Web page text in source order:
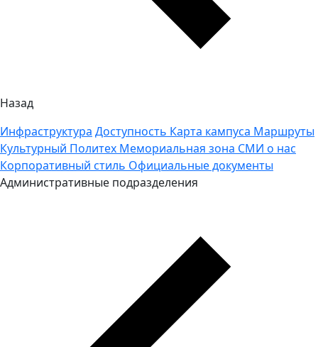
Назад
Инфраструктура Доступность Карта кампуса Маршруты
Культурный Политех Мемориальная зона СМИ о нас
Корпоративный стиль Официальные документы
Административные подразделения